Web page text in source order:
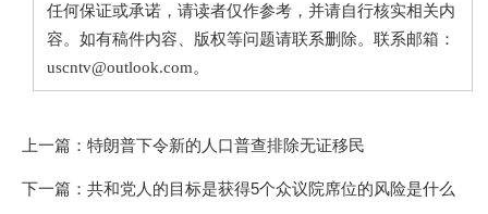
任何保证或承诺，请读者仅作参考，并请自行核实相关内
容。如有稿件内容、版权等问题请联系删除。联系邮箱：
uscntv@outlook.com。
上一篇： 特朗普下令新的人口普查排除无证移民
下一篇： 共和党人的目标是获得5个众议院席位的风险是什么